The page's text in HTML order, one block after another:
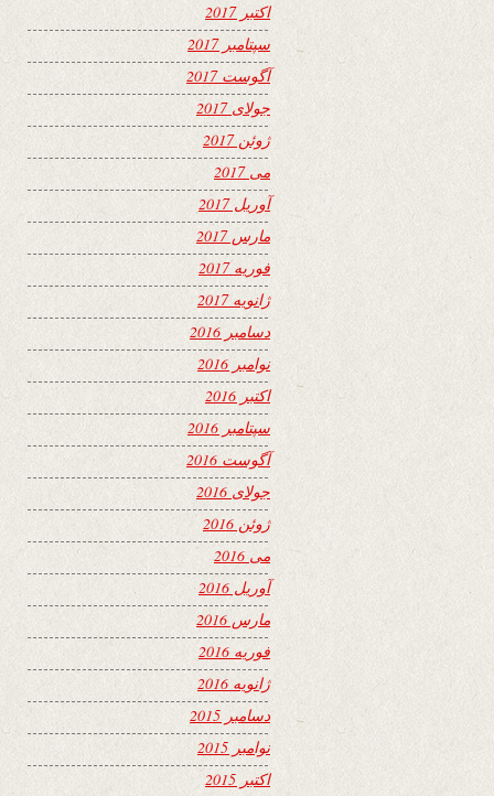
اکتبر 2017
سپتامبر 2017
آگوست 2017
جولای 2017
ژوئن 2017
می 2017
آوریل 2017
مارس 2017
فوریه 2017
ژانویه 2017
دسامبر 2016
نوامبر 2016
اکتبر 2016
سپتامبر 2016
آگوست 2016
جولای 2016
ژوئن 2016
می 2016
آوریل 2016
مارس 2016
فوریه 2016
ژانویه 2016
دسامبر 2015
نوامبر 2015
اکتبر 2015